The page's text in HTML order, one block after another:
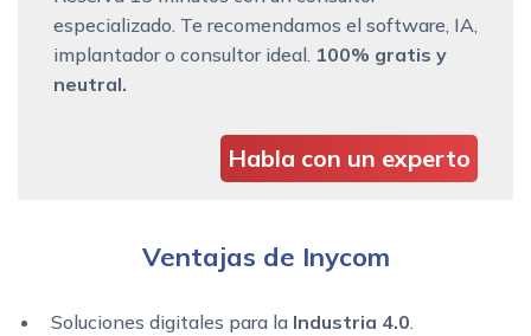
especializado. Te recomendamos el software, IA,
implantador o consultor ideal. 100% gratis y
neutral.
Habla con un experto
Ventajas de Inycom
Soluciones digitales para la Industria 4.0.